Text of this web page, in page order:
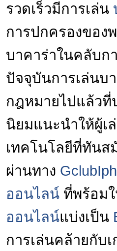
รวดเร็วมีการเล่น
การปกครองของ
บาคาร่าในคลับ
ปัจจุบันการเล่นบ
กฎหมายไปแล้วที่
นิยมแนะนำให้ผู้เ
เทคโนโลยีที่ทันส
ผ่านทาง
ออนไลน์ ที่พร้อม
ออนไลน์แบ่งเป็น
การเล่นคล้ายกับ